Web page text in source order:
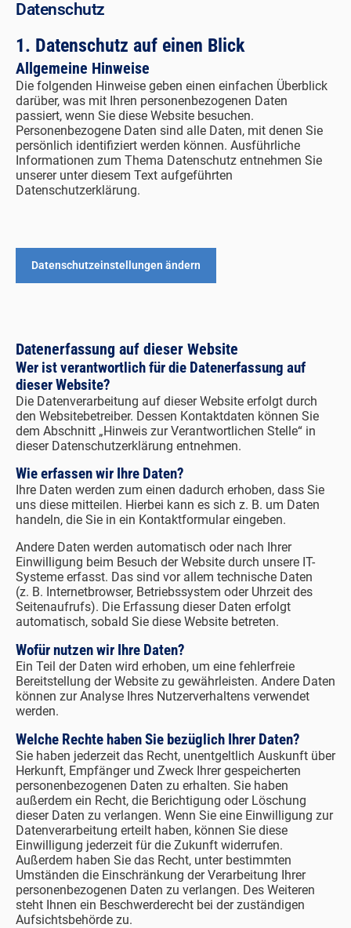
Datenschutz
1. Datenschutz auf einen Blick
Allgemeine Hinweise
Die folgenden Hinweise geben einen einfachen Überblick
darüber, was mit Ihren personenbezogenen Daten
passiert, wenn Sie diese Website besuchen.
Personenbezogene Daten sind alle Daten, mit denen Sie
persönlich identifiziert werden können. Ausführliche
Informationen zum Thema Datenschutz entnehmen Sie
unserer unter diesem Text aufgeführten
Datenschutzerklärung.
Datenschutzeinstellungen ändern
Datenerfassung auf dieser Website
Wer ist verantwortlich für die Datenerfassung auf
dieser Website?
Die Datenverarbeitung auf dieser Website erfolgt durch
den Websitebetreiber. Dessen Kontaktdaten können Sie
dem Abschnitt „Hinweis zur Verantwortlichen Stelle“ in
dieser Datenschutzerklärung entnehmen.
Wie erfassen wir Ihre Daten?
Ihre Daten werden zum einen dadurch erhoben, dass Sie
uns diese mitteilen. Hierbei kann es sich z. B. um Daten
handeln, die Sie in ein Kontaktformular eingeben.
Andere Daten werden automatisch oder nach Ihrer
Einwilligung beim Besuch der Website durch unsere IT-
Systeme erfasst. Das sind vor allem technische Daten
(z. B. Internetbrowser, Betriebssystem oder Uhrzeit des
Seitenaufrufs). Die Erfassung dieser Daten erfolgt
automatisch, sobald Sie diese Website betreten.
Wofür nutzen wir Ihre Daten?
Ein Teil der Daten wird erhoben, um eine fehlerfreie
Bereitstellung der Website zu gewährleisten. Andere Daten
können zur Analyse Ihres Nutzerverhaltens verwendet
werden.
Welche Rechte haben Sie bezüglich Ihrer Daten?
Sie haben jederzeit das Recht, unentgeltlich Auskunft über
Herkunft, Empfänger und Zweck Ihrer gespeicherten
personenbezogenen Daten zu erhalten. Sie haben
außerdem ein Recht, die Berichtigung oder Löschung
dieser Daten zu verlangen. Wenn Sie eine Einwilligung zur
Datenverarbeitung erteilt haben, können Sie diese
Einwilligung jederzeit für die Zukunft widerrufen.
Außerdem haben Sie das Recht, unter bestimmten
Umständen die Einschränkung der Verarbeitung Ihrer
personenbezogenen Daten zu verlangen. Des Weiteren
steht Ihnen ein Beschwerderecht bei der zuständigen
Aufsichtsbehörde zu.